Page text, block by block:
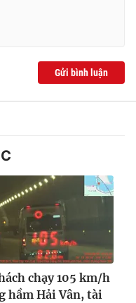
Gửi bình luận
chạy 105 km/h
hầm Hải Vân, tài